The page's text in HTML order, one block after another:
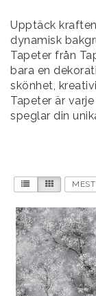
Upptäck
dynamisk
Tapeter från
bara en
skönhet,
Tapeter är
speglar din